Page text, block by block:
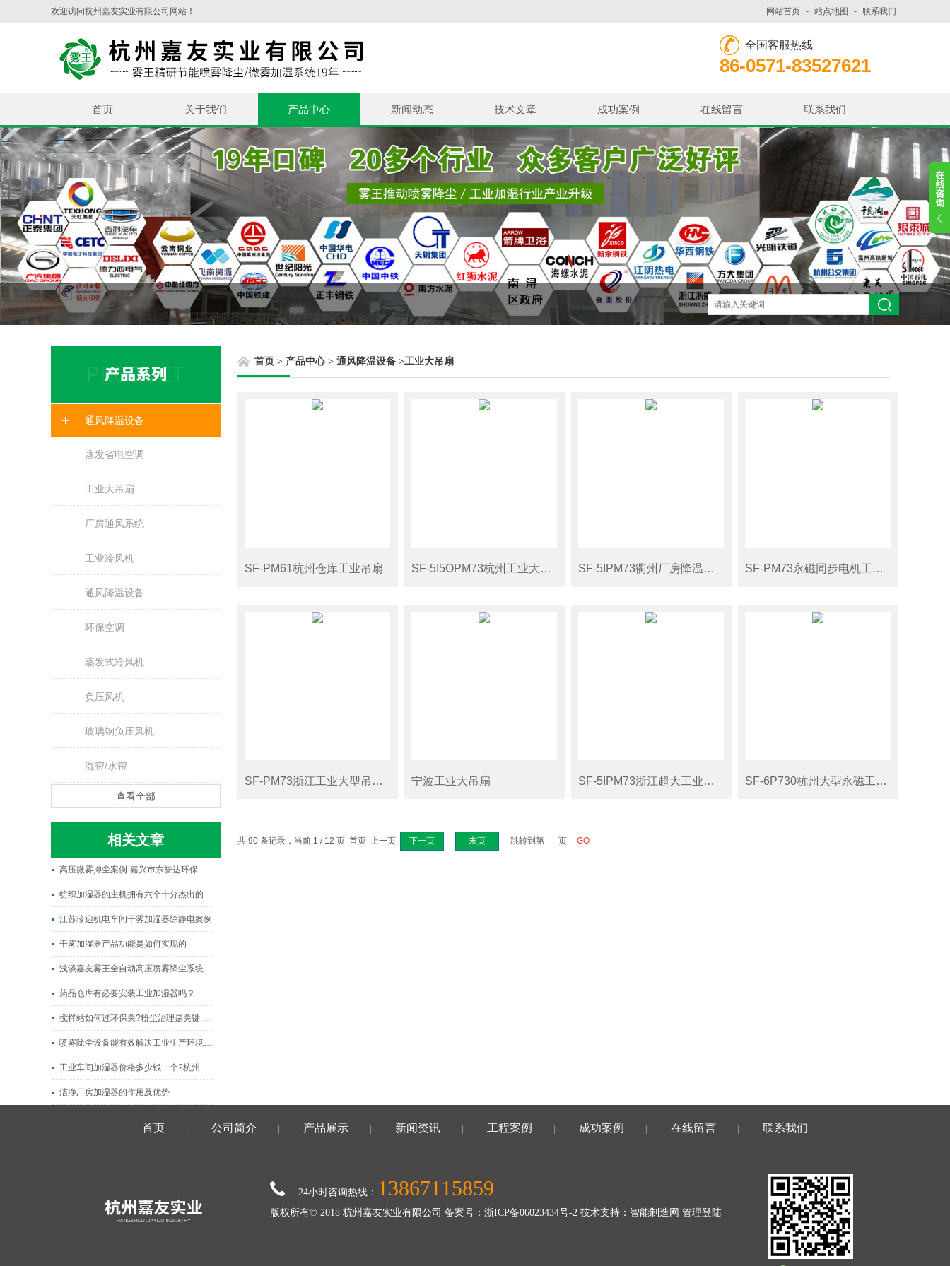
欢迎访问杭州嘉友实业有限公司网站！ 网站首页 - 站点地图 - 联系我们
全国客服热线
86-0571-83527621
首页 关于我们 产品中心 新闻动态 技术文章 成功案例 在线留言 联系我们
通风降温设备
蒸发省电空调
工业大吊扇
厂房通风系统
工业冷风机
通风降温设备
环保空调
蒸发式冷风机
负压风机
玻璃钢负压风机
湿帘/水帘
查看全部
相关文章
高压微雾抑尘案例-嘉兴市东誉达环保材料有限公司
纺织加湿器的主机拥有六个十分杰出的性能
江苏珍迎机电车间干雾加湿器除静电案例
干雾加湿器产品功能是如何实现的
浅谈嘉友雾王全自动高压喷雾降尘系统
药品仓库有必要安装工业加湿器吗？
搅拌站如何过环保关?粉尘治理是关键 搅拌站料场喷雾喷淋系统
喷雾除尘设备能有效解决工业生产环境污染
工业车间加湿器价格多少钱一个?杭州嘉友工业加湿器价格
洁净厂房加湿器的作用及优势
首页 > 产品中心> 通风降温设备 >工业大吊扇
SF-PM61杭州仓库工业吊扇 SF-5I5OPM73杭州工业大吊扇厂家 SF-5IPM73衢州厂房降温大吊扇 SF-PM73永磁同步电机工业吊扇
SF-PM73浙江工业大型吊扇厂家 宁波工业大吊扇 SF-5IPM73浙江超大工业吊扇 SF-6P730杭州大型永磁工业吊扇
共 90 条记录，当前 1 / 12 页 首页 上一页 下一页 末页 跳转到第 页
首页 公司简介 产品展示 新闻资讯 工程案例 成功案例 在线留言 联系我们
24小时咨询热线： 13867115859
版权所有© 2018 杭州嘉友实业有限公司 备案号： 浙ICP备06023434号-2 技术支持： 智能制造网 管理登陆